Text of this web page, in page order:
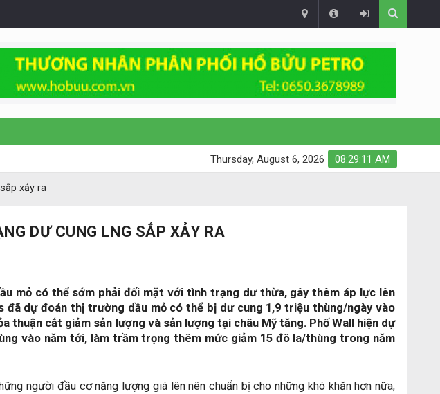
08:29:12 AM
Thursday, August 6, 2026
xảy ra
DƯ CUNG LNG SẮP XẢY RA
mỏ có thể sớm phải đối mặt với tình trạng dư thừa, gây thêm áp lực lên
đã dự đoán thị trường dầu mỏ có thể bị dư cung 1,9 triệu thùng/ngày vào
thuận cắt giảm sản lượng và sản lượng tại châu Mỹ tăng. Phố Wall hiện dự
vào năm tới, làm trầm trọng thêm mức giảm 15 đô la/thùng trong năm
người đầu cơ năng lượng giá lên nên chuẩn bị cho những khó khăn hơn nữa,